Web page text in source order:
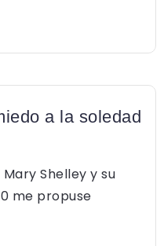
a la soledad
Shelley y su
me propuse